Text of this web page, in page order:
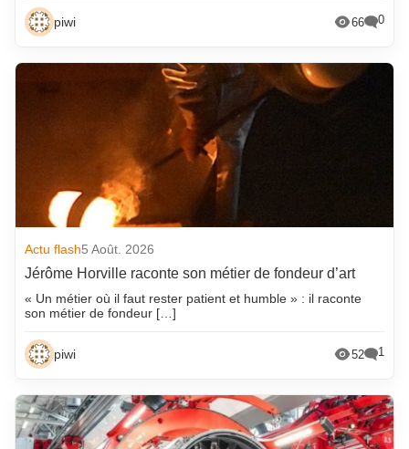
piwi 66 0
Actu flash5 Août. 2026
Jérôme Horville raconte son métier de fondeur d’art
« Un métier où il faut rester patient et humble » : il raconte
son métier de fondeur […]
piwi 52 1